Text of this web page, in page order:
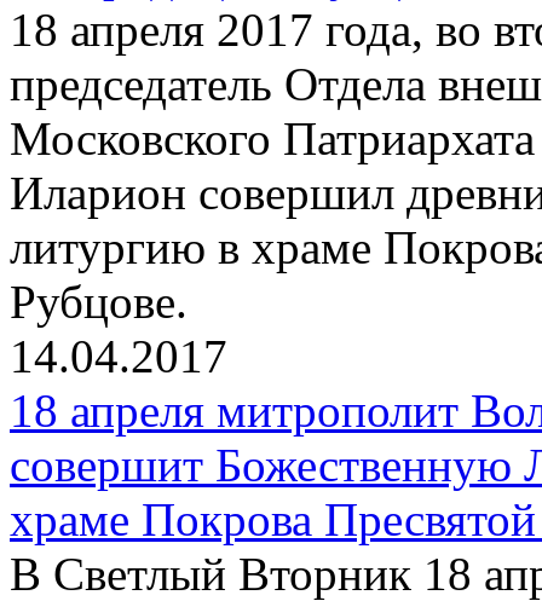
18 апреля 2017 года, во
председатель Отдела
Московского
Иларион совершил
литургию в храме
Рубцове.
14.04.2017
18 апреля митрополит
совершит Божественную
храме Покрова
В Светлый Вторник 18